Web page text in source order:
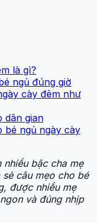
là gì?
ngủ đúng giờ
cày đêm như
dân gian
bé ngủ ngày cày
nhiều bậc cha mẹ
câu mẹo cho bé
được nhiều mẹ
và đúng nhịp